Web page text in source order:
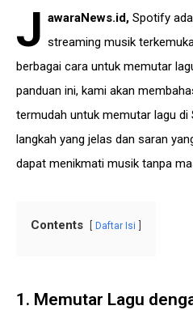
J awaraNews.id, Spotify
streaming musik
berbagai cara untuk memutar
panduan ini, kami akan
termudah untuk memutar lagu di
langkah yang jelas dan saran
dapat menikmati musik tanpa
Contents Daftar Isi
1. Memutar Lagu